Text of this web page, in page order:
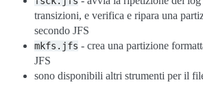
transizioni, e verifica e ripara una
secondo JFS
mkfs.jfs - crea una partizione
JFS
sono disponibili altri strumenti per il